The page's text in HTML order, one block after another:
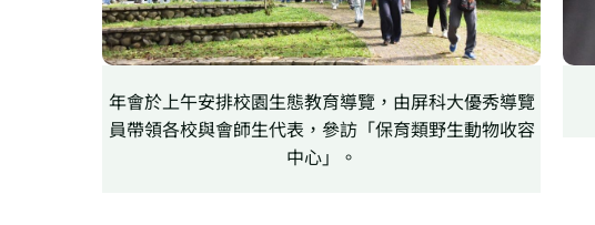
年會於上午安排校園生態教育導覽，由屏科大優秀導覽
員帶領各校與會師生代表，參訪「保育類野生動物收容
中心」。